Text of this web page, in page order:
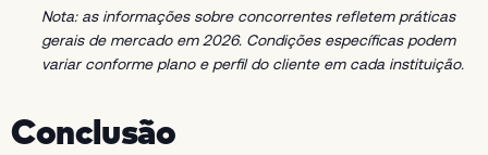
Nota: as informações sobre concorrentes refletem práticas
gerais de mercado em 2026. Condições específicas podem
variar conforme plano e perfil do cliente em cada instituição.
Conclusão